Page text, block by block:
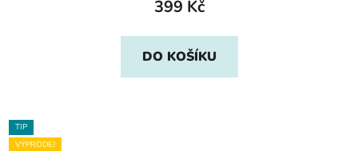
399 Kč
DO KOŠÍKU
TIP
VÝPRODEJ